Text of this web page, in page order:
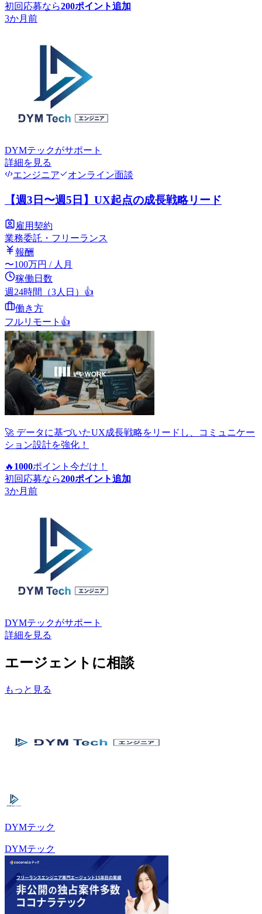
初回応募なら200ポイント追加
3か月前
DYMテックがサポート
詳細を見る
エンジニア
オンライン面談
【週3日〜週5日】UX起点の成長戦略リード
雇用契約
業務委託・フリーランス
報酬
〜100万円 / 人月
稼働日数
週24時間（3人日） 👍
働き方
フルリモート 👍
🚀 データに基づいたUX成長戦略をリードし、コミュニケー
ション設計を強化！
🔥 1000ポイント 今だけ！
初回応募なら200ポイント追加
3か月前
DYMテックがサポート
詳細を見る
エージェントに相談
もっと見る
DYMテック
DYMテック